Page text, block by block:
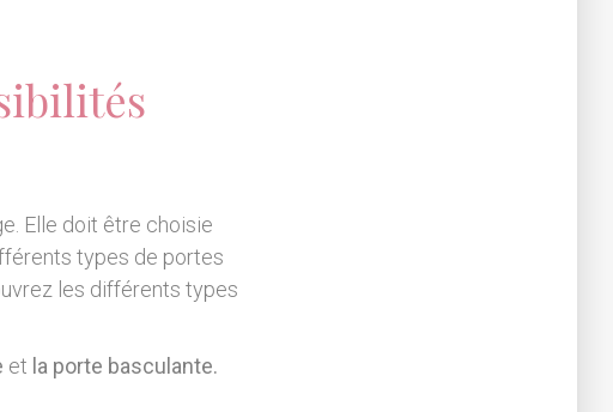
Elle doit être choisie
types de portes
les différents types
et la porte basculante.